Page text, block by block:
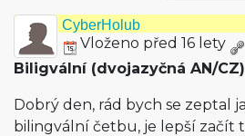
CyberHolub
Vloženo před 16 lety
Biligvální (dvojazyčná AN/
Dobrý den, rád bych se zeptal
bilingvální četbu, je lepší začít